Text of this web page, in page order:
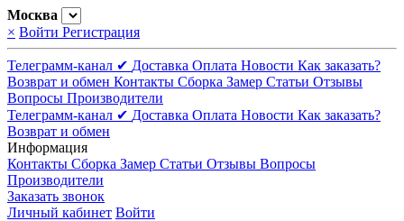
Москва
× Войти Регистрация
Телеграмм-канал ✔ Доставка Оплата Новости Как заказать?
Возврат и обмен Контакты Сборка Замер Статьи Отзывы
Вопросы Производители
Телеграмм-канал ✔ Доставка Оплата Новости Как заказать?
Возврат и обмен
Информация
Контакты Сборка Замер Статьи Отзывы Вопросы
Производители
Заказать звонок
Личный кабинет Войти